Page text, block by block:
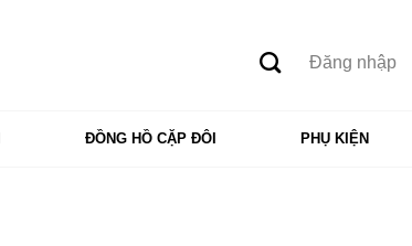
Đăng nhập
ĐỒNG HỒ CẶP ĐÔI PHỤ KIỆN